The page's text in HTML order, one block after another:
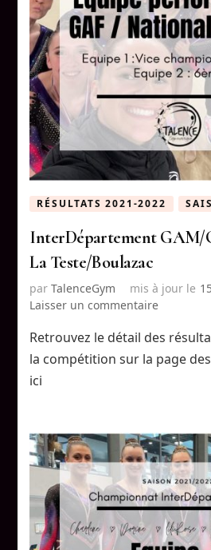
RÉSULTATS 2021-2022
InterDépartement GAM/
La Teste/Boulazac
parTalenceGym mis à jour le
Laisser un commentairesur
GAM/GAF
12/13
Mars
Retrouvez le détail des
la compétition sur la page
ici